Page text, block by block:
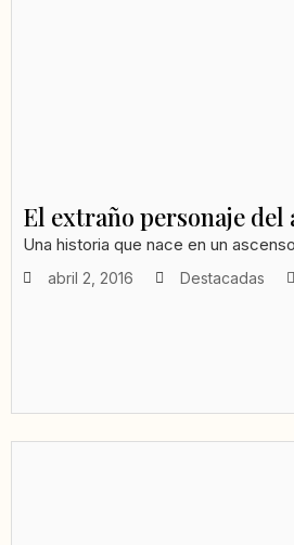
El extraño personaje del
Una historia que nace en un
abril 2, 2016 Destacadas